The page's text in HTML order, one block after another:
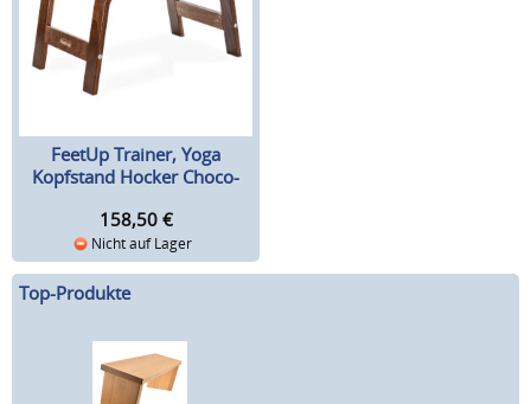
FeetUp Trainer, Yoga
Kopfstand Hocker Choco-
158,50 €
Nicht auf Lager
Top-Produkte